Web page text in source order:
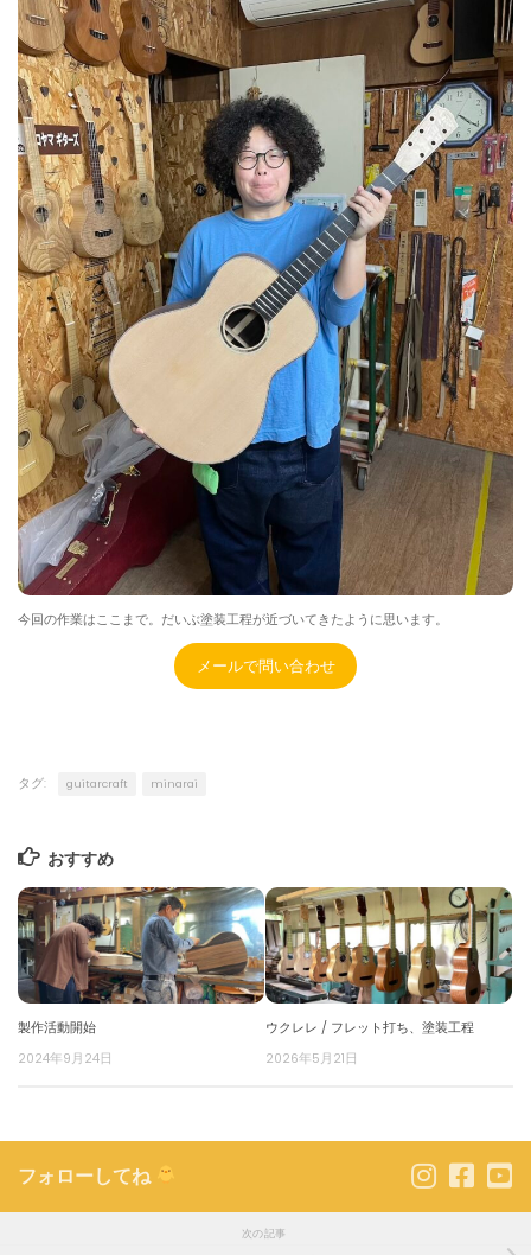
今回の作業はここまで。だいぶ塗装工程が近づいてきたように思います。
メールで問い合わせ
タグ: guitarcraft minarai
おすすめ
製作活動開始
2024年9月24日
ウクレレ / フレット打ち、塗装工程
2026年5月21日
フォローしてね
次の記事